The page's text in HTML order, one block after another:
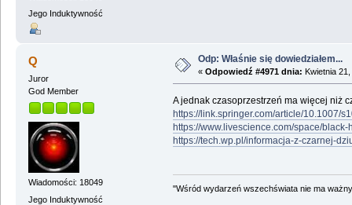
Jego Induktywność
Q
Juror
God Member
Wiadomości: 18049
Jego Induktywność
Odp: Właśnie się dowiedziałem...
« Odpowiedź #4971 dnia: Kwietnia
A jednak czasoprzestrzeń ma więcej niż
https://link.springer.com/article/10.1007/
https://www.livescience.com/space/
https://tech.wp.pl/informacja-z-czarnej-
"Wśród wydarzeń wszechświata nie ma